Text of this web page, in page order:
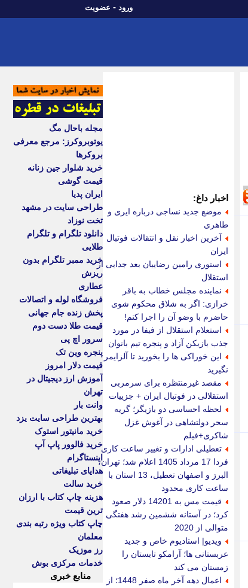
ورود - عضویت
اخبار داغ:
موضع جدید نساجی درباره ایری و
طاهری
آخرین اخبار نقل و انتقالات فوتبال
ایران
استوری رامین رضاییان بعد جدایی از
استقلال
نماینده مجلس خطاب به باقر
خرازی: اگر به شلاق محکوم شوی
حاضرم با وضو آن را اجرا کنم!
استعلام استقلال از فیفا در مورد
جذب بازیکن آزاد و پنجره تیم بانوان
این خوراکی ها را بخورید تا آلزایمر
نگیرید
مقصد غیرمنتظره برای سرمربی
استقلالی در فوتبال ایران + جزییات
لحظه احساسی دو بازیگر؛ گریه
سحر دولتشاهی در آغوش غزل
شاکری+فیلم
تعطیلی ادارات و تغییر ساعت کاری
فردا 17 مرداد 1405 اعلام شد؛ تهران،
البرز و اصفهان تعطیل، 13 استان با
ساعت کاری محدود
قیمت مس به 14201 دلار صعود
کرد؛ در آستانه ششمین رشد هفتگی
متوالی از 2020
ویدیو| استادیوم خاص و جدید
عربستانی ها؛ آرامکو تابستان را
زمستان می کند
اعمال دهه آخر ماه صفر 1448؛ از
مجله باحال مگ
یوتوبروکرز: مرجع معرفی
بروکرها
خرید شلوار جین زنانه
قیمت گوشی
ایران پدیا
طراحی سایت در مشهد
تخت نوزاد
دانلود تلگرام و تلگرام
طلایی
خرید ممبر تلگرام بدون
ریزش
عطاری
فروشگاه لوله و اتصالات
پخش زنده جام جهانی
قیمت طلا دست دوم
سرور اچ پی
پنجره وین تک
قیمت دلار امروز
آموزش ارز دیجیتال در
تهران
وانت بار
بهترین طراحی سایت یزد
خرید مانیتور استوک
خرید فالوور پاپ آپ
اینستاگرام
هدایای تبلیغاتی
خرید سالت
هزینه چاپ کتاب با ارزان
ترین قیمت
چاپ کتاب ویژه رتبه بندی
معلمان
رز موزیک
خدمات مرکزی بوش
منابع خبری